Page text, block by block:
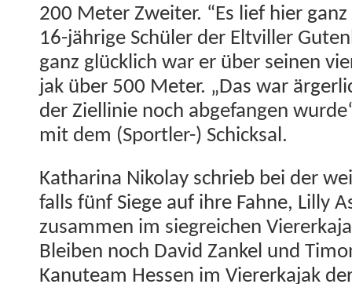
200 Meter Zweit­er. “Es lief hier
16-jährige Schüler der Eltviller
ganz glück­lich war er über seinen
jak über 500 Meter. „Das war
der Ziellinie noch abge­fan­gen
mit dem (Sportler-) Schicksal.
Katha­ri­na Niko­lay schrieb bei der
falls fünf Siege auf ihre Fahne, Lil­ly
zusam­men im siegre­ichen
Bleiben noch David Zankel und
Kanuteam Hes­sen im Vier­erka­jak